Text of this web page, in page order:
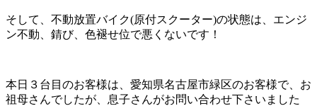
そして、不動放置バイク(原付スクーター)の状態は、エンジ
ン不動、錆び、色褪せ位で悪くないです！
本日３台目のお客様は、愛知県名古屋市緑区のお客様で、お
祖母さんでしたが、息子さんがお問い合わせ下さいました